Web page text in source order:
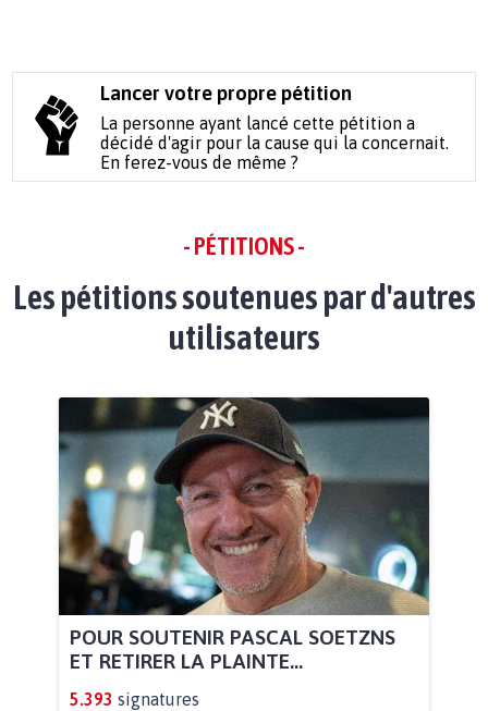
Lancer votre propre pétition
La personne ayant lancé cette pétition a
décidé d'agir pour la cause qui la concernait.
En ferez-vous de même ?
- PÉTITIONS -
Les pétitions soutenues par d'autres
utilisateurs
POUR SOUTENIR PASCAL SOETZNS
ET RETIRER LA PLAINTE...
5.393 signatures